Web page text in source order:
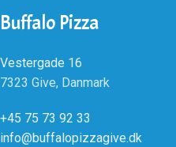
Buffalo Pizza
Vestergade 16
7323 Give, Danmark
+45 75 73 92 33
info@buffalopizzagive.dk